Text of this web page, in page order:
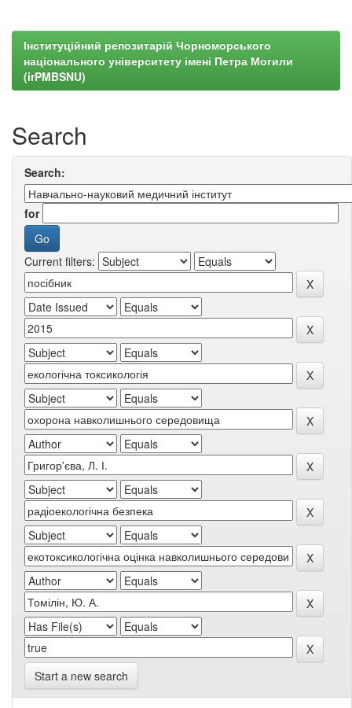
Інституційний репозитарій Чорноморського
національного університету імені Петра Могили
(irPMBSNU)
Search
Search:
for
Current filters:
Start a new search